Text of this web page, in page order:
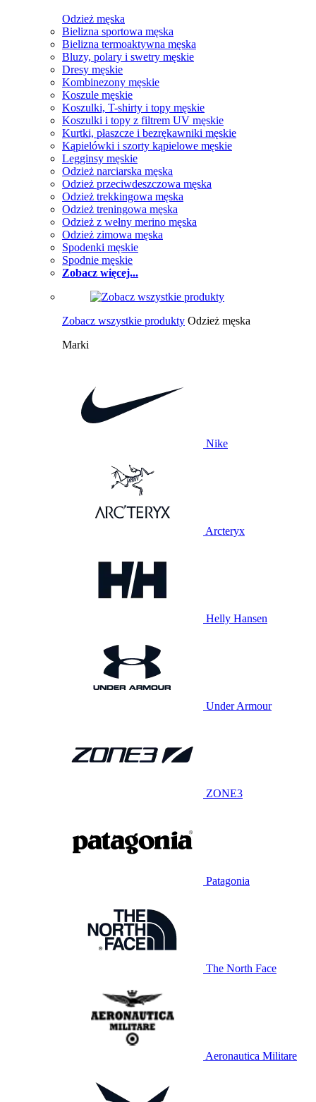
Odzież męska
Bielizna sportowa męska
Bielizna termoaktywna męska
Bluzy, polary i swetry męskie
Dresy męskie
Kombinezony męskie
Koszule męskie
Koszulki, T-shirty i topy męskie
Koszulki i topy z filtrem UV męskie
Kurtki, płaszcze i bezrękawniki męskie
Kąpielówki i szorty kąpielowe męskie
Legginsy męskie
Odzież narciarska męska
Odzież przeciwdeszczowa męska
Odzież trekkingowa męska
Odzież treningowa męska
Odzież z wełny merino męska
Odzież zimowa męska
Spodenki męskie
Spodnie męskie
Zobacz więcej...
Zobacz wszystkie produkty Odzież męska
Marki
Nike
Arcteryx
Helly Hansen
Under Armour
ZONE3
Patagonia
The North Face
Aeronautica Militare